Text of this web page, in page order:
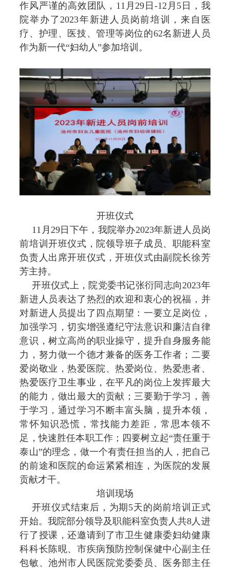
作风严谨的高效团队，11月29日-12月5日，我
院举办了2023年新进人员岗前培训，来自医
疗、护理、医技、管理等岗位的62名新进人员
作为新一代“妇幼人”参加培训。
开班仪式
11月29日下午，我院举办2023年新进人员岗
前培训开班仪式，院领导班子成员、职能科室
负责人出席开班仪式，开班仪式由副院长徐芳
芳主持。
开班仪式上，院党委书记张衍同志向2023年
新进人员表达了热烈的欢迎和衷心的祝福，并
对新进人员提出了四点期望：一要立足岗位，
加强学习，切实增强遵纪守法意识和廉洁自律
意识，树立高尚的职业操守，提升自身服务能
力，努力做一个德才兼备的医务工作者；二要
爱岗敬业，热爱医院、热爱岗位、热爱患者、
热爱医疗卫生事业，在平凡的岗位上发挥最大
的能力，做出最大的贡献；三要勤于学习，善
于学习，通过学习不断丰富头脑，提升本领，
常怀知识恐慌，常找能力差距，常思本领不
足，快速胜任本职工作；四要树立起“责任重于
泰山”的理念，做一个有责任担当的人，把自己
的前途和医院的命运紧紧相连，为医院的发展
贡献才干。
培训现场
开班仪式结束后，为期5天的岗前培训正式
开始。我院部分领导及职能科室负责人共8人进
行了授课，还邀请到了市卫生健康委妇幼健康
科科长陈晛、市疾病预防控制保健中心副主任
包敏、池州市人民医院党委委员、医务部主任